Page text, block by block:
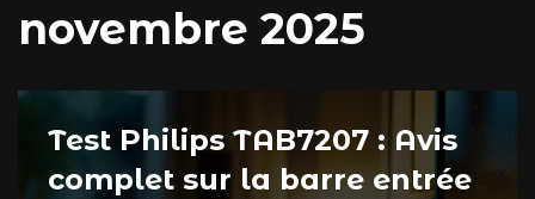
novembre 2025
Test Philips TAB7207 : Avis
complet sur la barre entrée